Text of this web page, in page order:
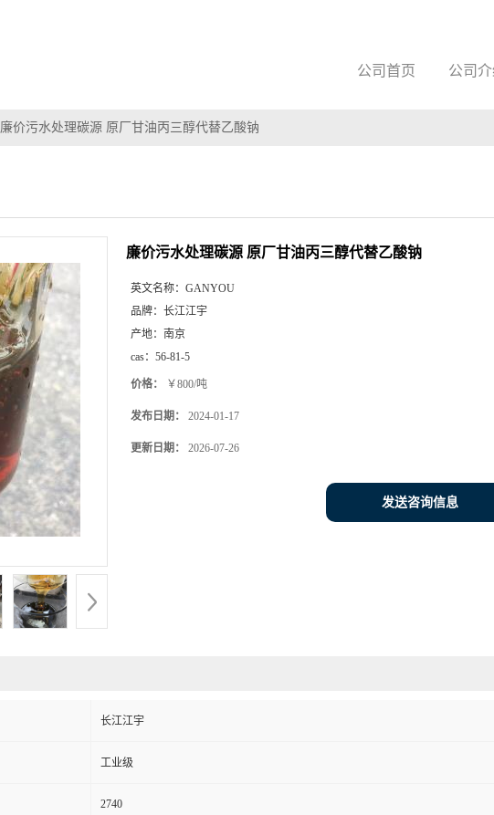
公司首页 公司
廉价污水处理碳源 原厂甘油丙三醇代替乙酸钠
廉价污水处理碳源 原厂甘油丙三醇代替乙酸钠
英文名称： GANYOU
品牌： 长江江宇
产地： 南京
cas： 56-81-5
价格： ￥800/吨
发布日期： 2024-01-17
更新日期： 2026-07-26
发送咨询信息
长江江宇
工业级
2740